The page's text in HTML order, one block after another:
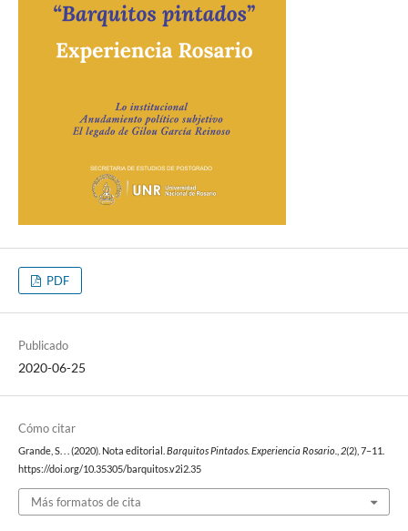
PDF
Publicado
2020-06-25
Cómo citar
Grande, S. . . (2020). Nota editorial. Barquitos Pintados. Experiencia Rosario. 2(2), 7–11.
https://doi.org/10.35305/barquitos.v2i2.35
Más formatos de cita